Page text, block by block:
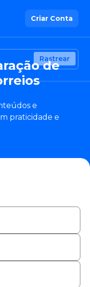
Criar Conta
Rastrear
de
e
praticidade e